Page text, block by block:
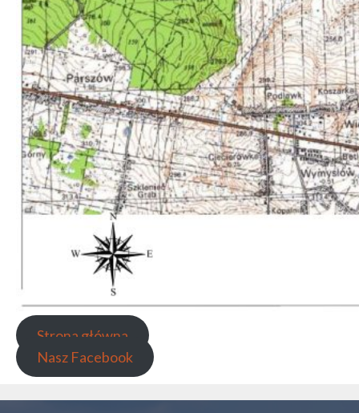
Strona główna
Nasz Facebook